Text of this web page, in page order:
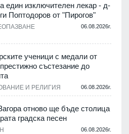
един изключителен лекар - д-
Поптодоров от "Пирогов"
06.08.2026г.
ученици с медали от
състезание до
И РЕЛИГИЯ 06.08.2026г.
отново ще бъде столица
градска песен
06.08.2026г.